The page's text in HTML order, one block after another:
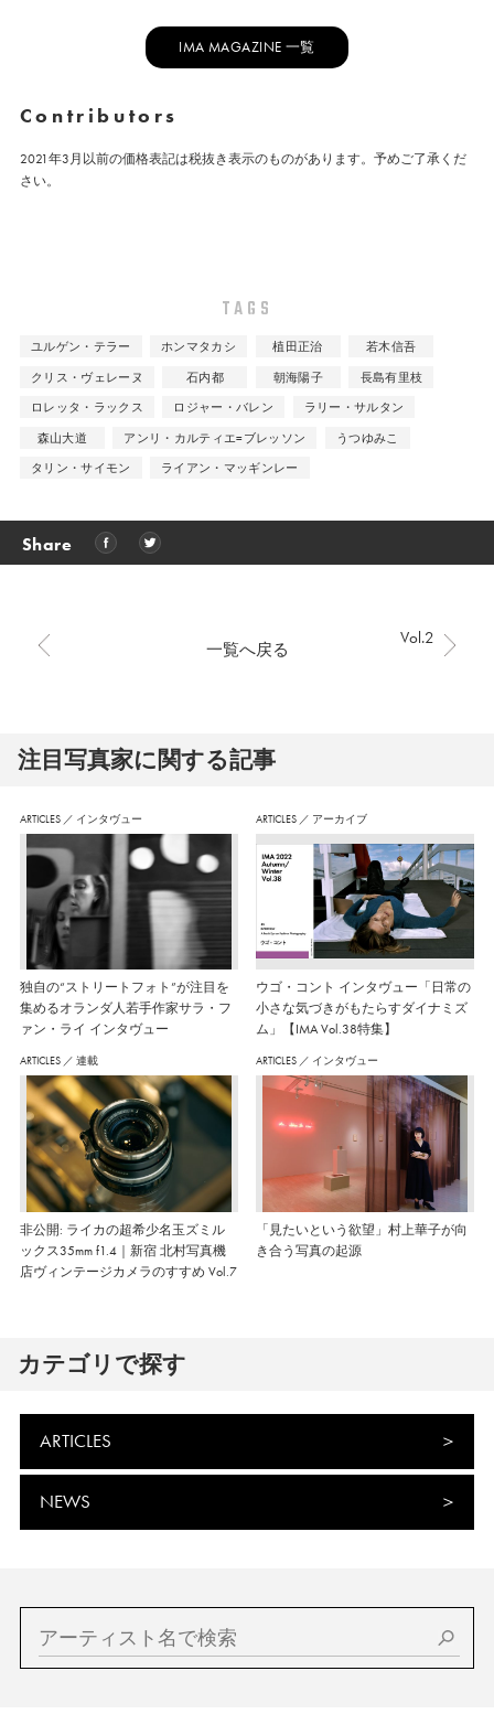
IMA MAGAZINE 一覧
Contributors
2021年3月以前の価格表記は税抜き表示のものがあります。予めご了承くだ
さい。
TAGS
ユルゲン・テラー ホンマタカシ 植田正治
若木信吾
クリス・ヴェレーヌ
石内都 朝海陽子
長島有里枝
ロレッタ・ラックス
ロジャー・バレン
ラリー・サルタン
森山大道
アンリ・カルティエ=ブレッソン
うつゆみこ
タリン・サイモン
ライアン・マッギンレー
Share
Vol.2
一覧へ戻る
注⽬写真家に関する記事
ARTICLES ／ インタヴュー
独自の“ストリートフォト”が注目を
集めるオランダ人若手作家サラ・フ
ァン・ライ インタヴュー
ARTICLES ／ アーカイブ
ウゴ・コント インタヴュー「日常の
小さな気づきがもたらすダイナミズ
ム」【IMA Vol.38特集】
ARTICLES ／ 連載
非公開: ライカの超希少名玉ズミル
ックス35mm f1.4｜新宿 北村写真機
店ヴィンテージカメラのすすめ Vol.7
ARTICLES ／ インタヴュー
「見たいという欲望」村上華子が向
き合う写真の起源
カテゴリで探す
ARTICLES
NEWS